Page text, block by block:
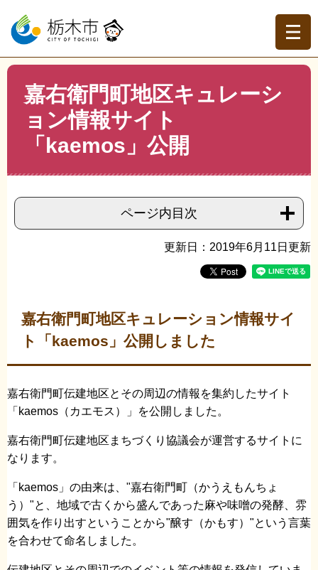
ー
の
先
ニ
ー
を
へ
トップページ > 組織でさがす >蔵の街課 >嘉右衛門町地
区キュレーション情報サイト「kaemos」公開
嘉右衛門町地区キュレーシ
ョン情報サイト
「kaemos」公開
ページ内目次
更新日：2019年6月11日更新
嘉右衛門町地区キュレーション情報サイ
ト「kaemos」公開しました
嘉右衛門町伝建地区とその周辺の情報を集約したサイト
「kaemos（カエモス）」を公開しました。
嘉右衛門町伝建地区まちづくり協議会が運営するサイトに
なります。
「kaemos」の由来は、"嘉右衛門町（かうえもんちょ
う）"と、地域で古くから盛んであった麻や味噌の発酵、雰
囲気を作り出すということから"醸す（かもす）"という言葉
を合わせて命名しました。